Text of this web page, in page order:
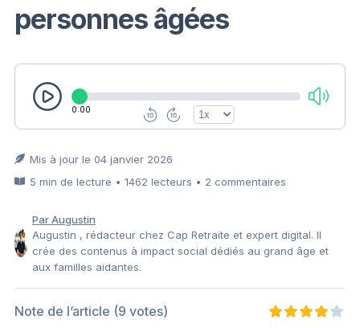
personnes âgées
0:00
Mis à jour le 04 janvier 2026
5 min de lecture • 1462 lecteurs • 2 commentaires
Par Augustin
Augustin , rédacteur chez Cap Retraite et expert digital. Il
crée des contenus à impact social dédiés au grand âge et
aux familles aidantes.
Note de l’article (9 votes)